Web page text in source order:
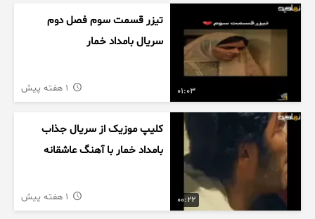
01:03
تیزر قسمت سوم فصل دوم
سریال بامداد خمار
00:22
کلیپ موزیک از سریال جذاب
بامداد خمار با آهنگ عاشقانه